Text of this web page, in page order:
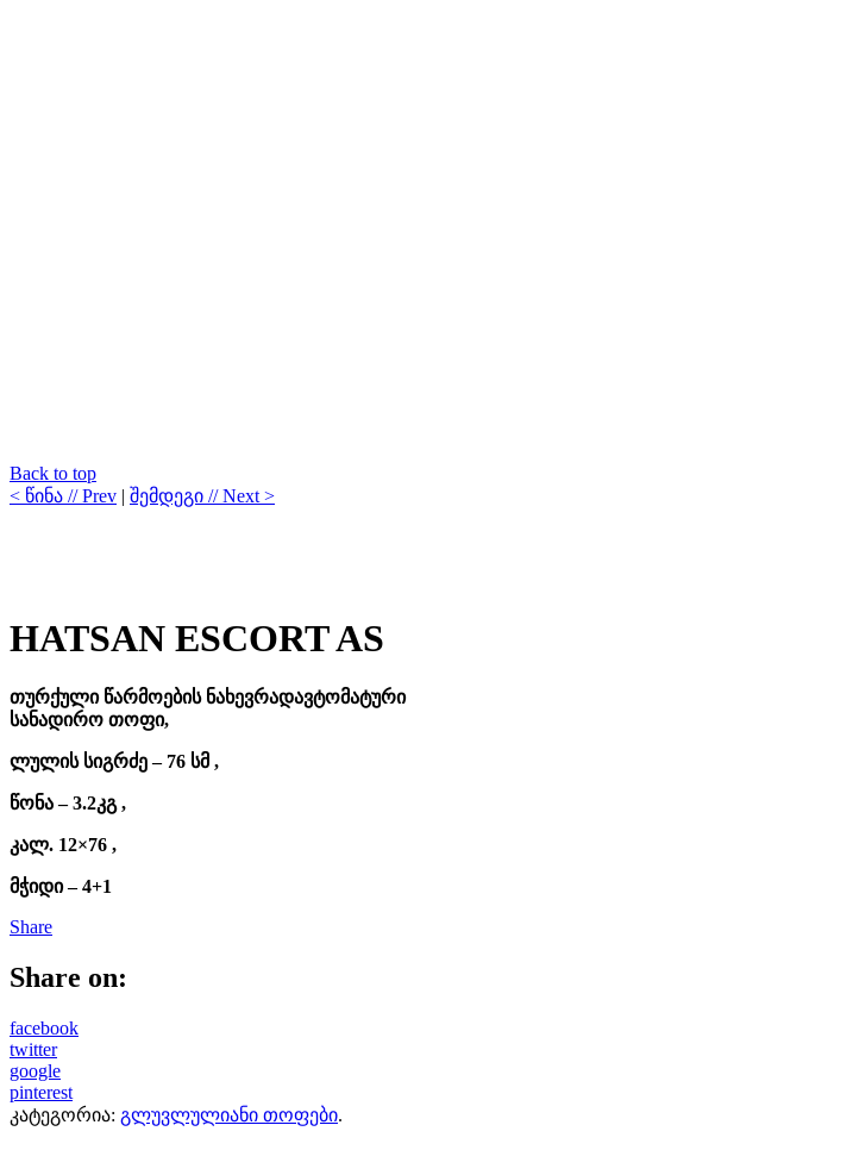
Back to top
< წინა // Prev | შემდეგი // Next >
HATSAN ESCORT AS
თურქული წარმოების ნახევრადავტომატური
სანადირო თოფი,
ლულის სიგრძე – 76 სმ ,
წონა – 3.2კგ ,
კალ. 12×76 ,
მჭიდი – 4+1
Share
Share on:
facebook
twitter
google
pinterest
კატეგორია: გლუვლულიანი თოფები.